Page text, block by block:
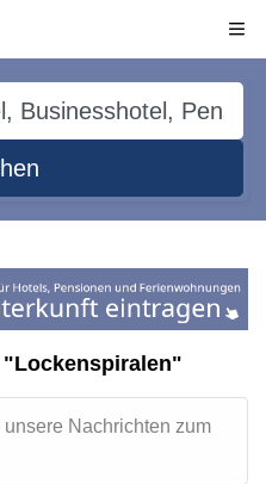
"Lockenspiralen"
Nachrichten zum